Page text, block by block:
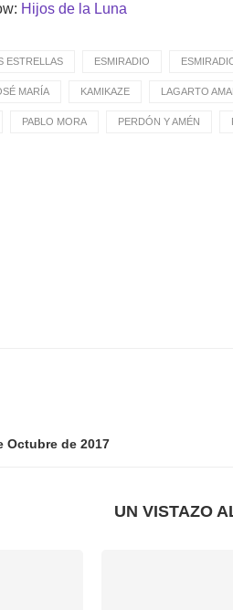
Hijos de la Luna
ESTRELLAS ESMIRADIO
MARÍA KAMIKAZE LAGARTO
PABLO MORA PERDÓN Y AMÉN
Octubre de 2017
UN VISTAZO